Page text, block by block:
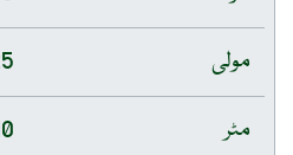
مولی
مٹر